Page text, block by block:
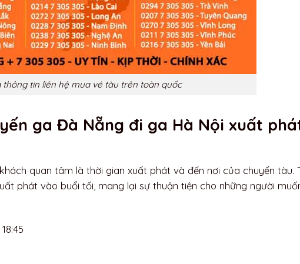
thông tin liên hệ mua vé tàu trên toàn quốc
ga Đà Nẵng đi ga Hà Nội xuất
quan tâm là thời gian xuất phát và đến nơi của chuyến tàu.
phát vào buổi tối, mang lại sự thuận tiện cho những người